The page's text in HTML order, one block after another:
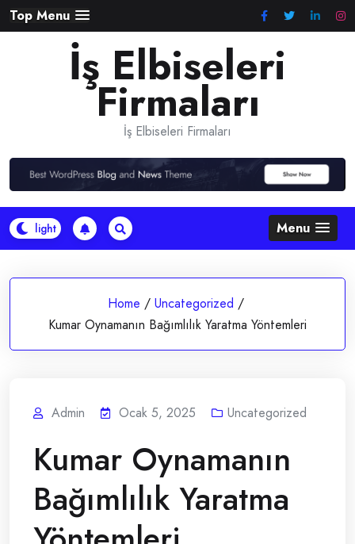
Skip
to
Top Menu
İş Elbiseleri
Firmaları
İş Elbiseleri Firmaları
Menu
Home / Uncategorized /
Kumar Oynamanın Bağımlılık Yaratma Yöntemleri
Admin Ocak 5, 2025 Uncategorized
Kumar Oynamanın
Bağımlılık Yaratma